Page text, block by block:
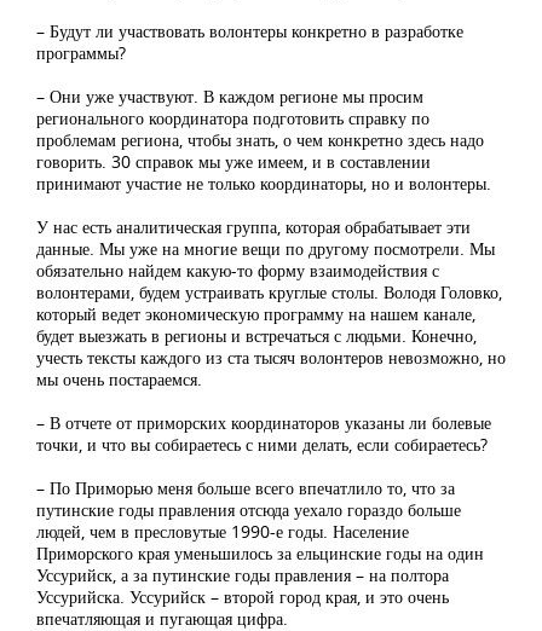
– Будут ли участвовать волонтеры конкретно в разработке
программы?
– Они уже участвуют. В каждом регионе мы просим
регионального координатора подготовить справку по
проблемам региона, чтобы знать, о чем конкретно здесь надо
говорить. 30 справок мы уже имеем, и в составлении
принимают участие не только координаторы, но и волонтеры.
У нас есть аналитическая группа, которая обрабатывает эти
данные. Мы уже на многие вещи по другому посмотрели. Мы
обязательно найдем какую-то форму взаимодействия с
волонтерами, будем устраивать круглые столы. Володя Головко,
который ведет экономическую программу на нашем канале,
будет выезжать в регионы и встречаться с людьми. Конечно,
учесть тексты каждого из ста тысяч волонтеров невозможно, но
мы очень постараемся.
– В отчете от приморских координаторов указаны ли болевые
точки, и что вы собираетесь с ними делать, если собираетесь?
– По Приморью меня больше всего впечатлило то, что за
путинские годы правления отсюда уехало гораздо больше
людей, чем в пресловутые 1990-е годы. Население
Приморского края уменьшилось за ельцинские годы на один
Уссурийск, а за путинские годы правления – на полтора
Уссурийска. Уссурийск – второй город края, и это очень
впечатляющая и пугающая цифра.